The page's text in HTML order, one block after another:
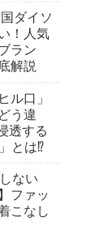
ダイソ
！人気
ラン
解説
ル口」
う違
透する
とは⁉︎
ない
ファッ
こなし